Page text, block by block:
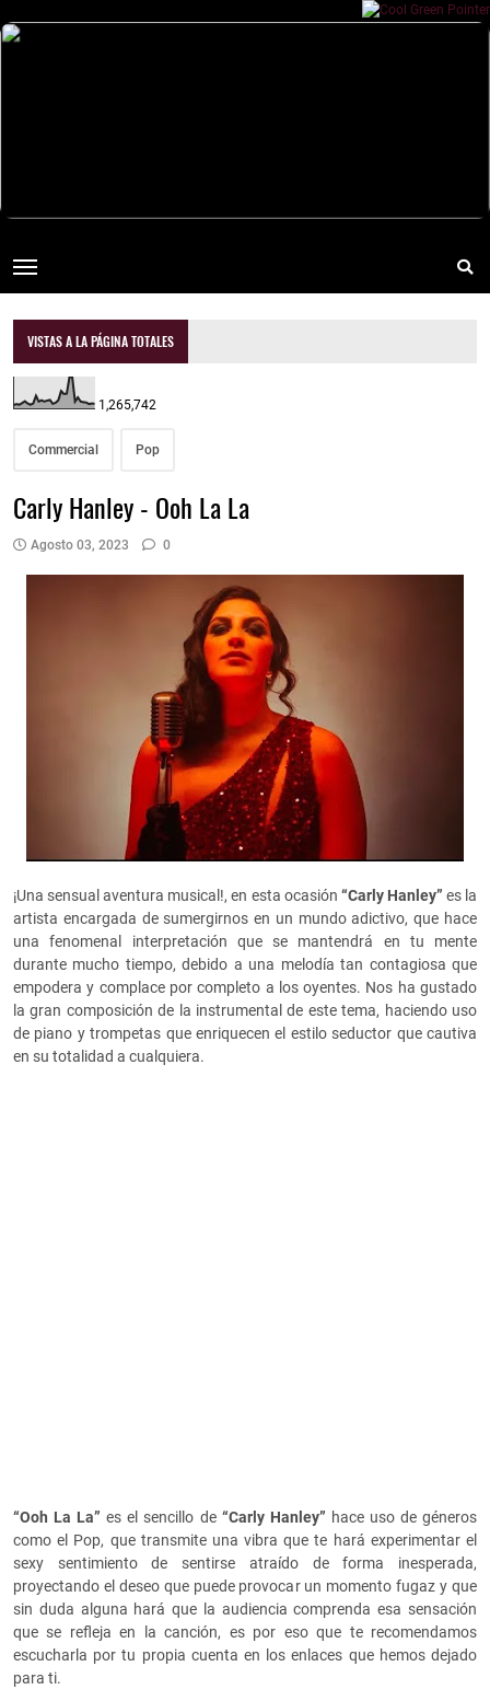
VISTAS A LA PÁGINA TOTALES
1,265,742
Commercial Pop
Carly Hanley - Ooh La La
Agosto 03, 2023 0
¡Una sensual aventura musical!, en esta ocasión “Carly Hanley” es la
artista encargada de sumergirnos en un mundo adictivo, que hace
una fenomenal interpretación que se mantendrá en tu mente
durante mucho tiempo, debido a una melodía tan contagiosa que
empodera y complace por completo a los oyentes. Nos ha gustado
la gran composición de la instrumental de este tema, haciendo uso
de piano y trompetas que enriquecen el estilo seductor que cautiva
en su totalidad a cualquiera.
“Ooh La La” es el sencillo de“Carly Hanley” hace uso de géneros
como el Pop, que transmite una vibra que te hará experimentar el
sexy sentimiento de sentirse atraído de forma inesperada,
proyectando el deseo que puede provocar un momento fugaz y que
sin duda alguna hará que la audiencia comprenda esa sensación
que se refleja en la canción, es por eso que te recomendamos
escucharla por tu propia cuenta en los enlaces que hemos dejado
para ti.